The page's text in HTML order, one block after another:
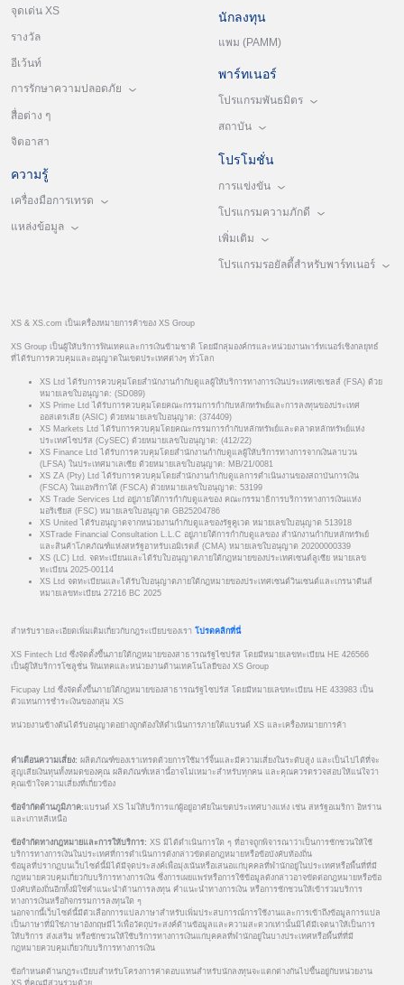
จุดเด่น XS
รางวัล
อีเว้นท์
การรักษาความปลอดภัย
สื่อต่าง ๆ
จิตอาสา
ความรู้
เครื่องมือการเทรด
แหล่งข้อมูล
นักลงทุน
แพม (PAMM)
พาร์ทเนอร์
โปรแกรมพันธมิตร
สถาบัน
โปรโมชั่น
การแข่งขัน
โปรแกรมความภักดี
เพิ่มเติม
โปรแกรมรอยัลตี้สำหรับพาร์ทเนอร์
XS & XS.com เป็นเครื่องหมายการค้าของ XS Group
XS Group เป็นผู้ให้บริการฟินเทคและการเงินข้ามชาติ โดยมีกลุ่มองค์กรและหน่วยงานพาร์ทเนอร์เชิงกลยุทธ์
ที่ได้รับการควบคุมและอนุญาตในเขตประเทศต่างๆ ทั่วโลก
XS Ltd ได้รับการควบคุมโดยสำนักงานกำกับดูแลผู้ให้บริการทางการเงินประเทศเซเชลส์ (FSA) ด้วย
หมายเลขใบอนุญาต: (SD089)
XS Prime Ltd ได้รับการควบคุมโดยคณะกรรมการกำกับหลักทรัพย์และการลงทุนของประเทศ
ออสเตรเลีย (ASIC) ด้วยหมายเลขใบอนุญาต: (374409)
XS Markets Ltd ได้รับการควบคุมโดยคณะกรรมการกำกับหลักทรัพย์และตลาดหลักทรัพย์แห่ง
ประเทศไซปรัส (CySEC) ด้วยหมายเลขใบอนุญาต: (412/22)
XS Finance Ltd ได้รับการควบคุมโดยสำนักงานกำกับดูแลผู้ให้บริการทางการจากเงินลาบวน
(LFSA) ในประเทศมาเลเซีย ด้วยหมายเลขใบอนุญาต: MB/21/0081
XS ZA (Pty) Ltd ได้รับการควบคุมโดยสำนักงานกำกับดูแลการดำเนินงานของสถาบันการเงิน
(FSCA) ในแอฟริกาใต้ (FSCA) ด้วยหมายเลขใบอนุญาต: 53199
XS Trade Services Ltd อยู่ภายใต้การกำกับดูแลของ คณะกรรมาธิการบริการทางการเงินแห่ง
มอริเชียส (FSC) หมายเลขใบอนุญาต GB25204786
XS United ได้รับอนุญาตจากหน่วยงานกำกับดูแลของรัฐคูเวต หมายเลขใบอนุญาต 513918
XSTrade Financial Consultation L.L.C อยู่ภายใต้การกำกับดูแลของ สำนักงานกำกับหลักทรัพย์
และสินค้าโภคภัณฑ์แห่งสหรัฐอาหรับเอมิเรตส์ (CMA) หมายเลขใบอนุญาต 20200000339
XS (LC) Ltd. จดทะเบียนและได้รับใบอนุญาตภายใต้กฎหมายของประเทศเซนต์ลูเซีย หมายเลข
ทะเบียน 2025-00114
XS Ltd จดทะเบียนและได้รับใบอนุญาตภายใต้กฎหมายของประเทศเซนต์วินเซนต์และเกรนาดีนส์
หมายเลขทะเบียน 27216 BC 2025
สำหรับรายละเอียดเพิ่มเติมเกี่ยวกับกฎระเบียบของเรา โปรดคลิกที่นี่
XS Fintech Ltd ซึ่งจัดตั้งขึ้นภายใต้กฎหมายของสาธารณรัฐไซปรัส โดยมีหมายเลขทะเบียน HE 426566
เป็นผู้ให้บริการโซลูชั่น ฟินเทคและหน่วยงานด้านเทคโนโลยีของ XS Group
Ficupay Ltd ซึ่งจัดตั้งขึ้นภายใต้กฎหมายของสาธารณรัฐไซปรัส โดยมีหมายเลขทะเบียน HE 433983 เป็น
ตัวแทนการชำระเงินของกลุ่ม XS
หน่วยงานข้างต้นได้รับอนุญาตอย่างถูกต้องให้ดำเนินการภายใต้แบรนด์ XS และเครื่องหมายการค้า
คำเตือนความเสี่ยง: ผลิตภัณฑ์ของเราเทรดด้วยการใช้มาร์จิ้นและมีความเสี่ยงในระดับสูง และเป็นไปได้ที่จะ
สูญเสียเงินทุนทั้งหมดของคุณ ผลิตภัณฑ์เหล่านี้อาจไม่เหมาะสำหรับทุกคน และคุณควรตรวจสอบให้แน่ใจว่า
คุณเข้าใจความเสี่ยงที่เกี่ยวข้อง
ข้อจำกัดด้านภูมิภาค: แบรนด์ XS ไม่ให้บริการแก่ผู้อยู่อาศัยในเขตประเทศบางแห่ง เช่น สหรัฐอเมริกา อิหร่าน
และเกาหลีเหนือ
ข้อจำกัดทางกฎหมายและการให้บริการ: XS มิได้ดำเนินการใด ๆ ที่อาจถูกพิจารณาว่าเป็นการชักชวนให้ใช้
บริการทางการเงินในประเทศที่การดำเนินการดังกล่าวขัดต่อกฎหมายหรือข้อบังคับท้องถิ่น
ข้อมูลที่ปรากฏบนเว็บไซต์นี้มิได้มีจุดประสงค์เพื่อมุ่งเน้นหรือเสนอแก่บุคคลที่พำนักอยู่ในประเทศหรือพื้นที่ที่มี
กฎหมายควบคุมเกี่ยวกับบริการทางการเงิน ซึ่งการเผยแพร่หรือการใช้ข้อมูลดังกล่าวอาจขัดต่อกฎหมายหรือข้อ
บังคับท้องถิ่นอีกทั้งมิใช่คำแนะนำด้านการลงทุน คำแนะนำทางการเงิน หรือการชักชวนให้เข้าร่วมบริการ
ทางการเงินหรือกิจกรรมการลงทุนใด ๆ
นอกจากนี้เว็บไซต์นี้มีตัวเลือกการแปลภาษาสำหรับเพิ่มประสบการณ์การใช้งานและการเข้าถึงข้อมูลการแปล
เป็นภาษาที่มิใช่ภาษาอังกฤษมีไว้เพื่อวัตถุประสงค์ด้านข้อมูลและความสะดวกเท่านั้นมิได้มีเจตนาให้เป็นการ
ให้บริการ ส่งเสริม หรือชักชวนให้ใช้บริการทางการเงินแก่บุคคลที่พำนักอยู่ในบางประเทศหรือพื้นที่ที่มี
กฎหมายควบคุมเกี่ยวกับบริการทางการเงิน
ข้อกำหนดด้านกฎระเบียบสำหรับโครงการค่าตอบแทนสำหรับนักลงทุนจะแตกต่างกันไปขึ้นอยู่กับหน่วยงาน
XS ที่คุณมีส่วนร่วมด้วย